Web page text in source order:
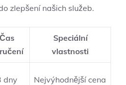
zlepšení našich služeb.
Čas
Speciální
vlastnosti
dny Nejvýhodnější cena